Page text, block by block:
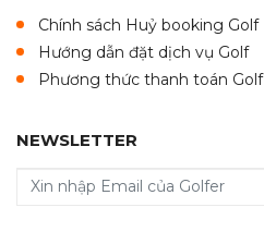
Chính sách Huỷ booking Golf
Hướng dẫn đặt dịch vụ Golf
Phương thức thanh toán Golf
NEWSLETTER